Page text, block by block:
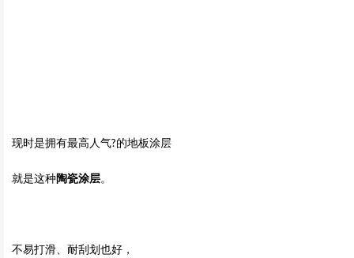
现时是拥有最高人气?的地板涂层
就是这种陶瓷涂层。
不易打滑、耐刮划也好，